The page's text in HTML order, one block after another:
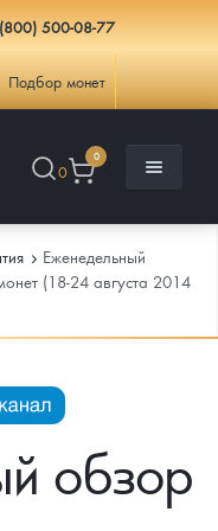
500-08-77
Подбор монет
0
0
Еженедельный
(18-24 августа 2014
обзор